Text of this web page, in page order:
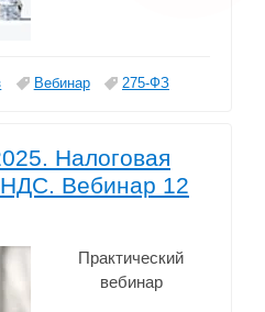
Вебинар 275-ФЗ
Налоговая
Вебинар 12
Практический
вебинар